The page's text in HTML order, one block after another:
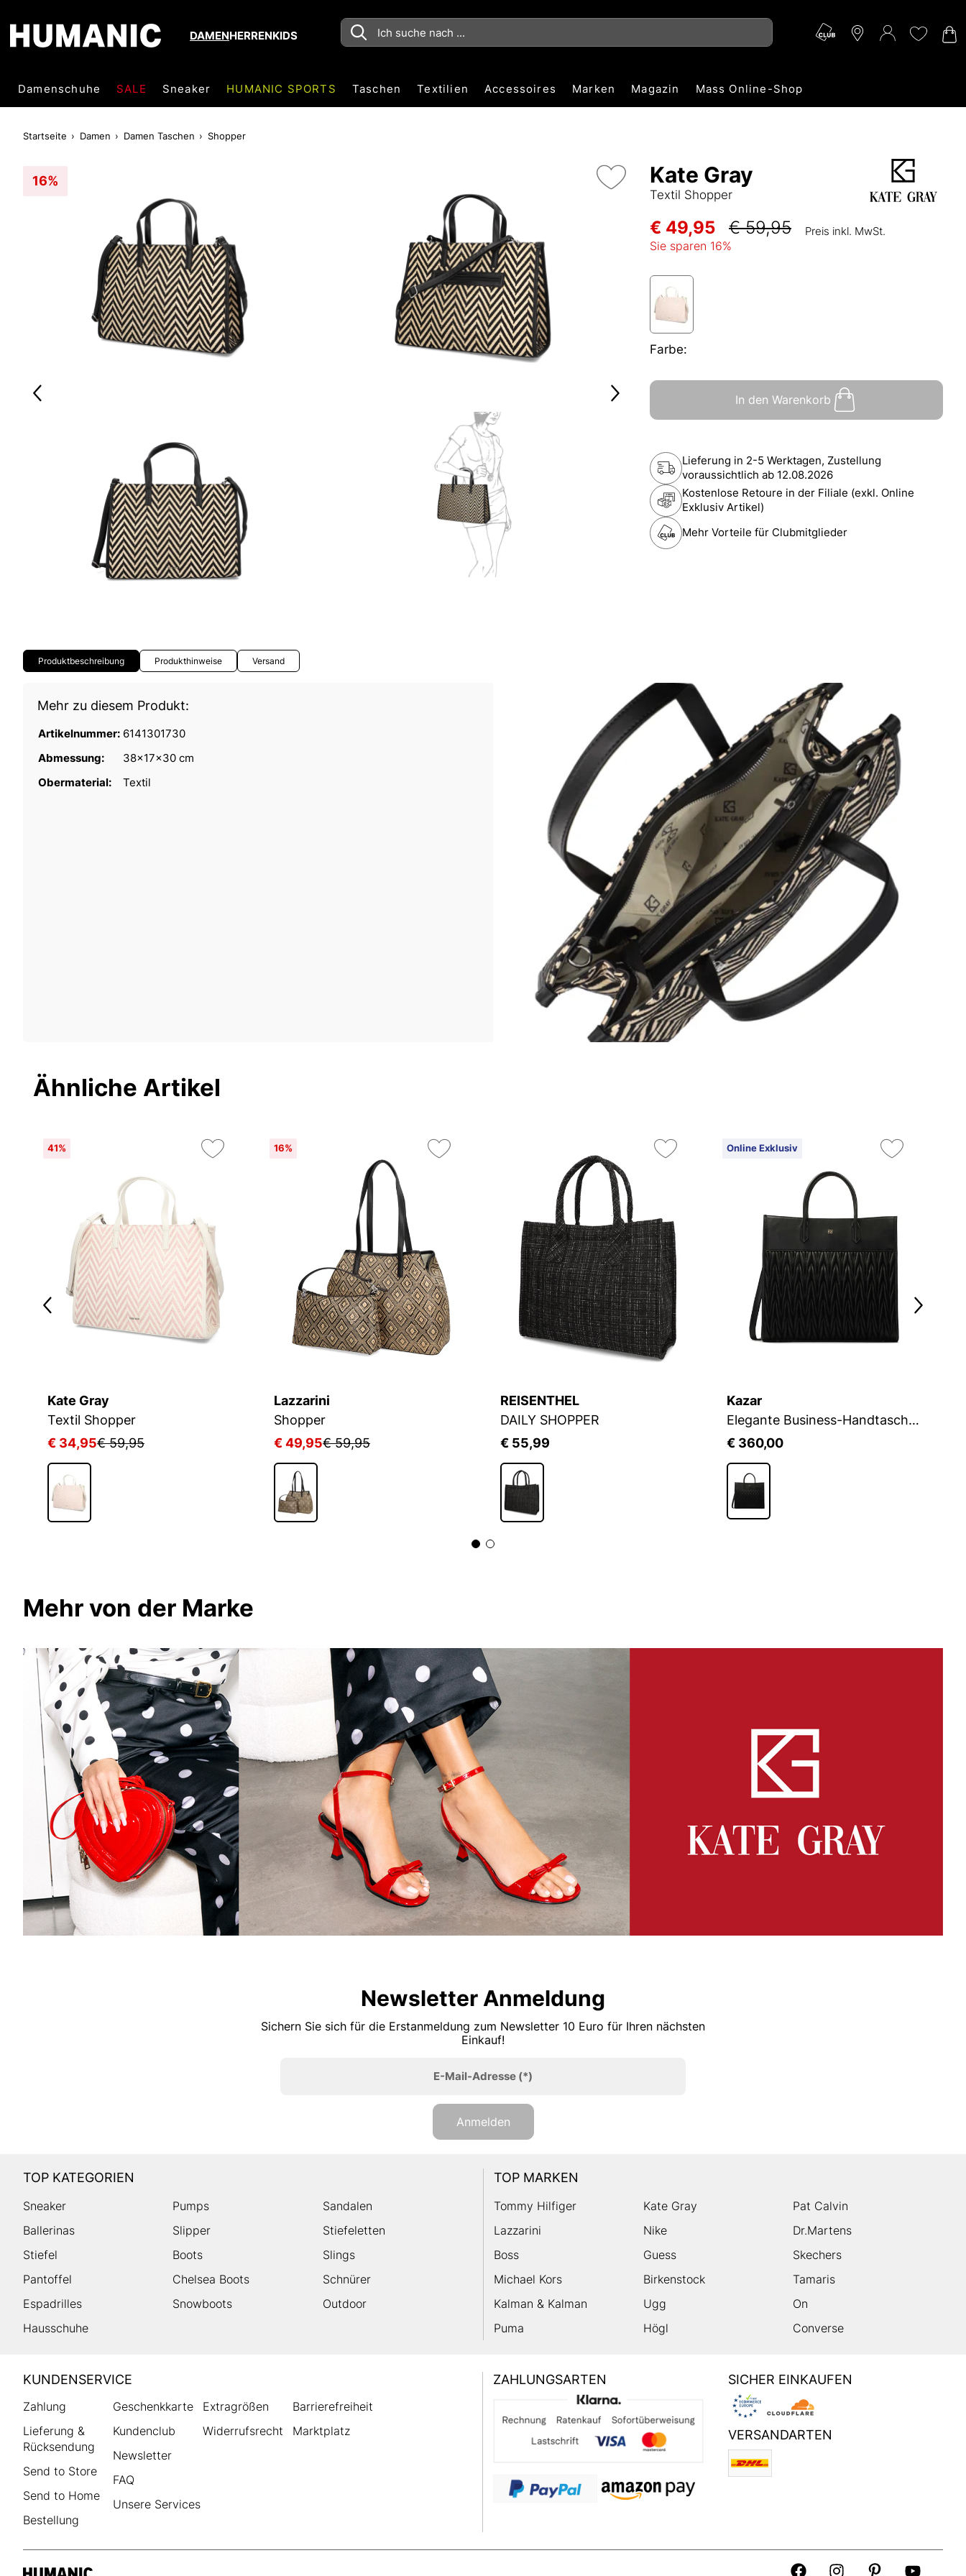
DAMENHERRENKIDS
Damenschuhe SALE Sneaker HUMANIC SPORTS Taschen Textilien Accessoires Marken Magazin Mass Online-Shop
Startseite Damen Damen Taschen Shopper
16% Kate Gray
Textil Shopper
€ 49,95 € 59,95 Preis inkl. MwSt.
Sie sparen 16%
Farbe:
In den Warenkorb
Lieferung in 2-5 Werktagen, Zustellung
voraussichtlich ab 12.08.2026
Kostenlose Retoure in der Filiale (exkl. Online
Exklusiv Artikel)
Mehr Vorteile für Clubmitglieder
Produktbeschreibung Produkthinweise Versand
Mehr zu diesem Produkt:
Artikelnummer: 6141301730
Abmessung:
38x17x30 cm
Obermaterial:
Textil
Ähnliche Artikel
41%
Kate Gray
Textil Shopper
€ 34,95€ 59,95
16%
Lazzarini
Shopper
€ 49,95€ 59,95
REISENTHEL
DAILY SHOPPER
€ 55,99
Online Exklusiv
Kazar
Elegante Business-Handtasche mit auffälliger Steppung
€ 360,00
Mehr von der Marke
Newsletter Anmeldung
Sichern Sie sich für die Erstanmeldung zum Newsletter 10 Euro für Ihren nächsten
Einkauf!
E-Mail-Adresse(*)
Anmelden
TOP KATEGORIEN
Sneaker Pumps
Sandalen
Ballerinas
Slipper
Stiefeletten
Stiefel
Boots
Slings
Pantoffel
Chelsea Boots
Schnürer
Espadrilles
Snowboots
Outdoor
Hausschuhe
TOP MARKEN
Tommy Hilfiger Kate Gray
Pat Calvin
Lazzarini
Nike
Dr.Martens
Boss
Guess
Skechers
Michael Kors
Birkenstock
Tamaris
Kalman & Kalman
Ugg
On
Puma
Högl Converse
HUMANIC
Footer
KUNDENSERVICE
Zahlung
Lieferung &
Rücksendung
Send to Store
Send to Home
Bestellung
Geschenkkarte
Kundenclub
Newsletter
FAQ
Unsere Services
Extragrößen
Widerrufsrecht
Barrierefreiheit
Marktplatz
ZAHLUNGSARTEN SICHER EINKAUFEN
VERSANDARTEN